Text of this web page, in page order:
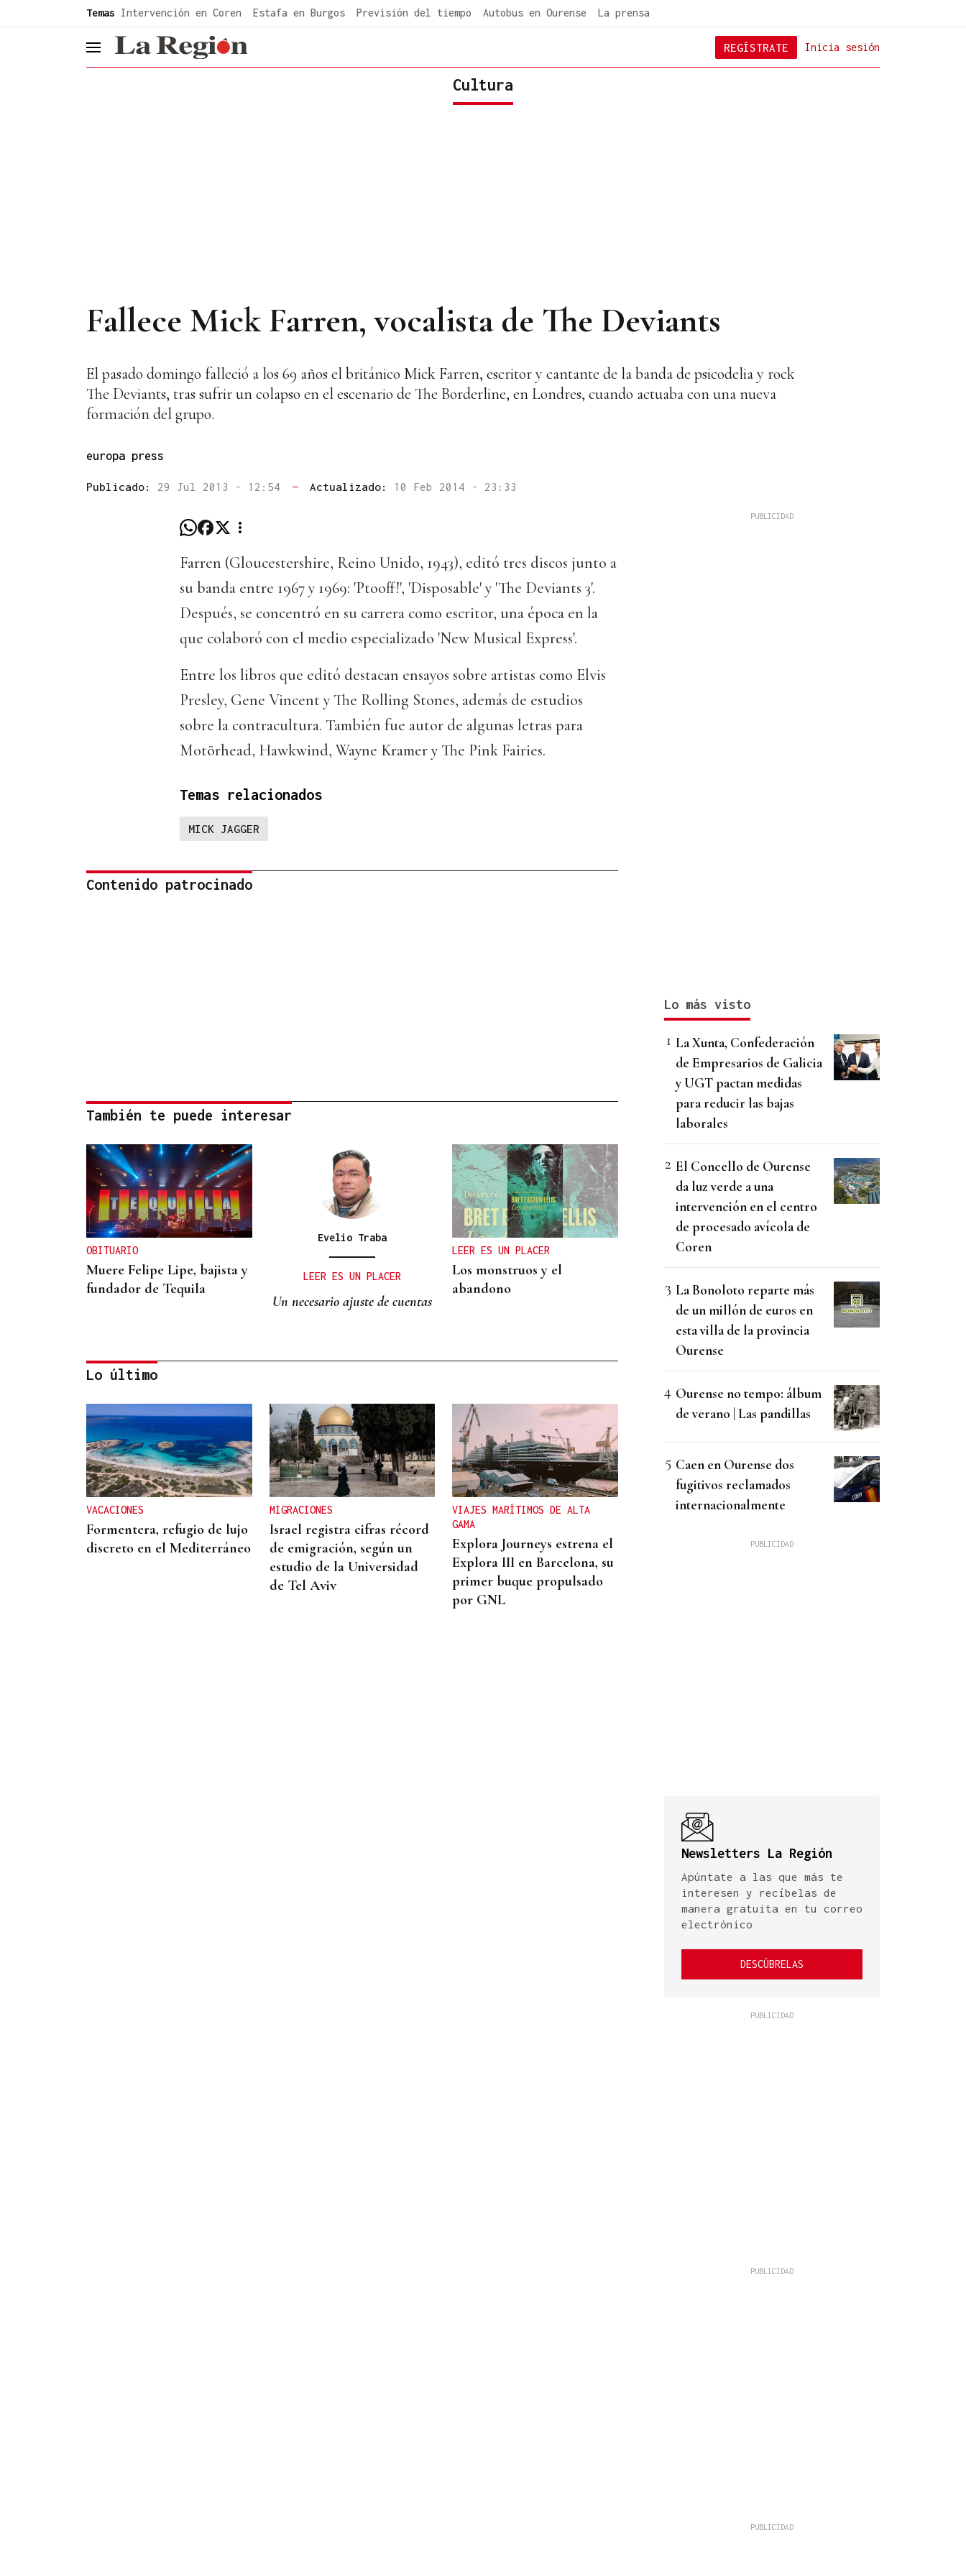
Temas Intervención en Coren Estafa en Burgos Previsión del tiempo Autobus en Ourense La prensa
header.menu.open Inicia sesión
REGÍSTRATE
Cultura
Fallece Mick Farren, vocalista de The Deviants
El pasado domingo falleció a los 69 años el británico Mick Farren, escritor y cantante de la banda de psicodelia y rock
The Deviants, tras sufrir un colapso en el escenario de The Borderline, en Londres, cuando actuaba con una nueva
formación del grupo.
europa press
Publicado: 29 Jul 2013 - 12:54 — Actualizado: 10 Feb 2014 - 23:33
Farren (Gloucestershire, Reino Unido, 1943), editó tres discos junto a
su banda entre 1967 y 1969: 'Ptooff!', 'Disposable' y 'The Deviants 3'.
Después, se concentró en su carrera como escritor, una época en la
que colaboró con el medio especializado 'New Musical Express'.
Entre los libros que editó destacan ensayos sobre artistas como Elvis
Presley, Gene Vincent y The Rolling Stones, además de estudios
sobre la contracultura. También fue autor de algunas letras para
Motörhead, Hawkwind, Wayne Kramer y The Pink Fairies.
Temas relacionados
MICK JAGGER
Contenido patrocinado
También te puede interesar
OBITUARIO
Muere Felipe Lipe, bajista y
fundador de Tequila
Evelio Traba
LEER ES UN PLACER
Un necesario ajuste de cuentas
LEER ES UN PLACER
Los monstruos y el
abandono
OBITUARIO
Muere a los 50 años el DJ
francés Kavinsky, autor del
icónico tema "Nightcall"
Lo último
VACACIONES
Formentera, refugio de lujo
discreto en el Mediterráneo
MIGRACIONES
Israel registra cifras récord
de emigración, según un
estudio de la Universidad
de Tel Aviv
VIAJES MARÍTIMOS DE ALTA
GAMA
Explora Journeys estrena el
Explora III en Barcelona, su
primer buque propulsado
por GNL
Lo más visto
La Xunta, Confederación
de Empresarios de Galicia
y UGT pactan medidas
para reducir las bajas
laborales
El Concello de Ourense
da luz verde a una
intervención en el centro
de procesado avícola de
Coren
La Bonoloto reparte más
de un millón de euros en
esta villa de la provincia
Ourense
Ourense no tempo: álbum
de verano | Las pandillas
Caen en Ourense dos
fugitivos reclamados
internacionalmente
Newsletters La Región
Apúntate a las que más te
interesen y recíbelas de
manera gratuita en tu correo
electrónico
DESCÚBRELAS